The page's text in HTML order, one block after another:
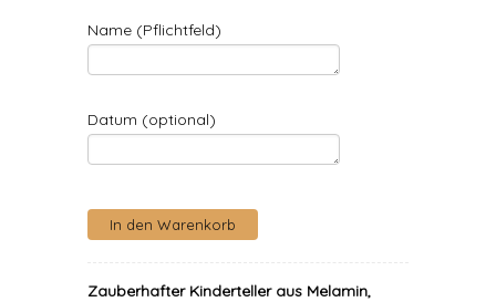
Name (Pflichtfeld)
Datum (optional)
Zauberhafter Kinderteller aus Melamin,